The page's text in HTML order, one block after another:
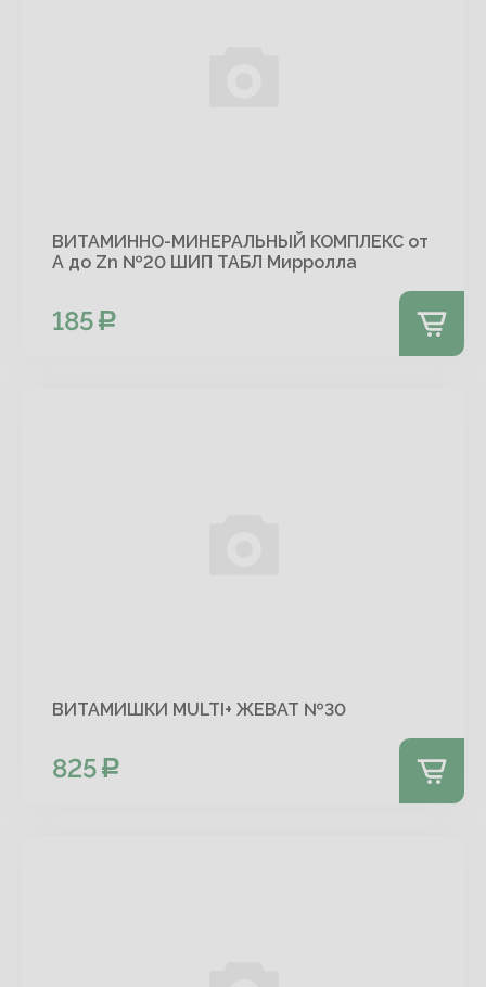
ВИТАМИННО-МИНЕРАЛЬНЫЙ КОМПЛЕКС от
А до Zn №20 ШИП ТАБЛ Мирролла
185
ВИТАМИШКИ MULTI+ ЖЕВАТ №30
825